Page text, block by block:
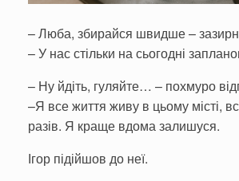
– Люба, збирайся швидше –
– У нас стільки на сьогодні
– Ну йдіть, гуляйте… – похмуро
–Я все життя живу в цьому місті,
разів. Я краще вдома залишуся.
Ігор підійшов до неї.